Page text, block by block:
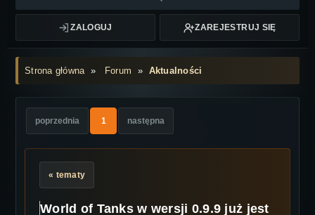
ZALOGUJ ZAREJESTRUJ SIĘ
Strona główna» Forum » Aktualności
poprzednia 1 następna
« tematy
World of Tanks w wersji 0.9.9 już jest